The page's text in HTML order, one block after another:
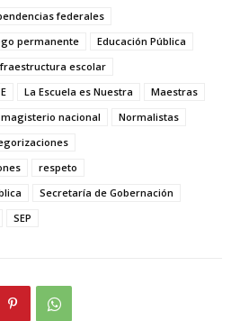
federales
permanente
Educación Pública
escolar
La Escuela es Nuestra
Maestras
magisterio nacional
Normalistas
respeto
Secretaría de Gobernación
SEP